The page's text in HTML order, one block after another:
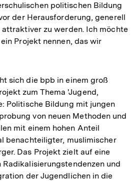
politischen Bildung
der Herausforderung, generell
zu werden. Ich möchte
Projekt nennen, das wir
sich die bpb in einem groß
zum Thema 'Jugend,
Politische Bildung mit jungen
von neuen Methoden und
mit einem hohen Anteil
benachteiligter, muslimischer
Das Projekt zielt auf eine
Radikalisierungstendenzen und
der Jugendlichen in die